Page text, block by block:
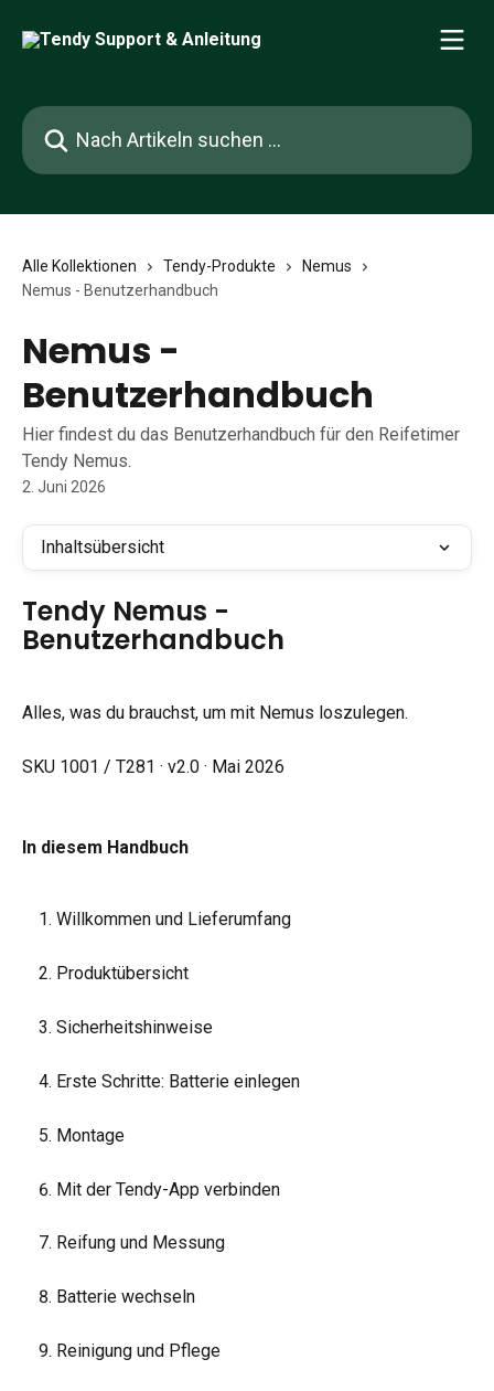
Nach Artikeln suchen …
Alle Kollektionen Tendy-Produkte
Nemus
Nemus - Benutzerhandbuch
Nemus -
Benutzerhandbuch
Hier findest du das Benutzerhandbuch für den Reifetimer
Tendy Nemus.
2. Juni 2026
Inhaltsübersicht
Tendy Nemus -
Benutzerhandbuch
Alles, was du brauchst, um mit Nemus loszulegen.
SKU 1001 / T281 · v2.0 · Mai 2026
In diesem Handbuch
Willkommen und Lieferumfang
Produktübersicht
Sicherheitshinweise
Erste Schritte: Batterie einlegen
Montage
Mit der Tendy-App verbinden
Reifung und Messung
Batterie wechseln
Reinigung und Pflege